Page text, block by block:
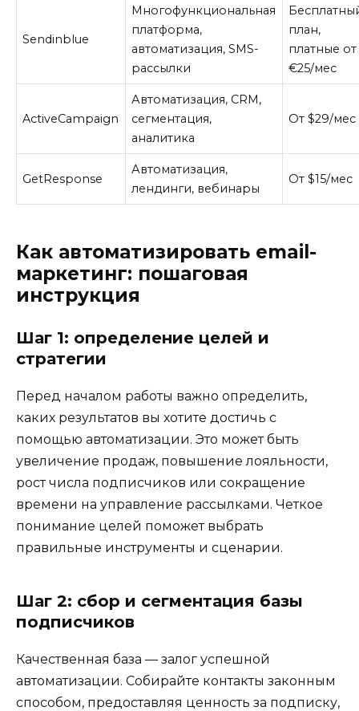
Sendinblue
Многофункциональная
платформа,
автоматизация, SMS-
рассылки
план,
платные от
€25/мес
ActiveCampaign
Автоматизация, CRM,
сегментация,
аналитика
От $29/мес
GetResponse
Автоматизация,
лендинги, вебинары
От $15/мес
Как автоматизировать email-
маркетинг: пошаговая
инструкция
Шаг 1: определение целей и
стратегии
Перед началом работы важно определить,
каких результатов вы хотите достичь с
помощью автоматизации. Это может быть
увеличение продаж, повышение лояльности,
рост числа подписчиков или сокращение
времени на управление рассылками. Четкое
понимание целей поможет выбрать
правильные инструменты и сценарии.
Шаг 2: сбор и сегментация базы
подписчиков
Качественная база — залог успешной
автоматизации. Собирайте контакты законным
способом, предоставляя ценность за подписку,